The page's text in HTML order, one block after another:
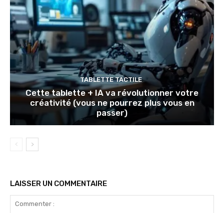
TABLETTE TACTILE
Cette tablette + IA va révolutionner votre
créativité (vous ne pourrez plus vous en
passer)
LAISSER UN COMMENTAIRE